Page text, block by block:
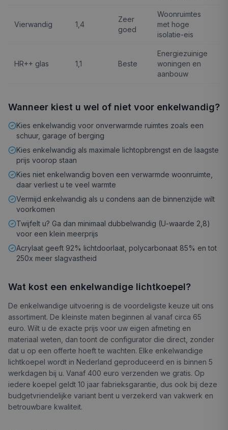
Vierwandig 1,4
Zeer
goed
Woonruimtes
met hoge
isolatie-eis
HR++ glas 1,1 Beste
Energiezuinige
woningen en
aanbouw
Wanneer kiest u wel of niet voor enkelwandig?
Kies enkelwandig voor onverwarmde ruimtes zoals een
schuur, garage of berging
Kies enkelwandig als maximale lichtopbrengst en de laagste
prijs voorop staan
Kies niet enkelwandig boven een verwarmde woonruimte,
daar verliest u te veel warmte
Vermijd enkelwandig als u condens aan de binnenzijde wilt
voorkomen
Twijfelt u? Ga dan minimaal dubbelwandig (U-waarde 2,8)
voor een klein meerprijs
Acrylaat geeft 92% lichtdoorlaat, polycarbonaat 85% en tot
250x meer slagvastheid
Wat kost een enkelwandige lichtkoepel?
De enkelwandige uitvoering is de voordeligste keuze uit ons
assortiment. De kleinste maten beginnen al vanaf circa 65
euro. Wilt u de exacte prijs voor uw eigen afmeting en
materiaal weten, dan toont de configurator die direct, zonder
dat u op een offerte hoeft te wachten. Elke enkelwandige
lichtkoepel wordt in Nederland geproduceerd en is binnen 5
werkdagen bij u. Vanaf 400 euro verzenden we gratis. Op
iedere koepel geldt 10 jaar fabrieksgarantie, dus ook bij deze
budgetvriendelijke variant bent u verzekerd van vakwerk en
betrouwbare kwaliteit.